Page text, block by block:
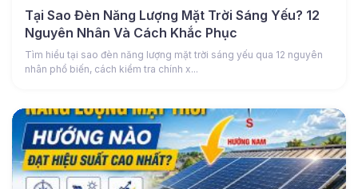
Tại Sao Đèn Năng Lượng Mặt Trời Sáng Yếu? 12
Nguyên Nhân Và Cách Khắc Phục
Tìm hiểu tại sao đèn năng lượng mặt trời sáng yếu qua 12 nguyên
nhân phổ biến, cách kiểm tra chính x...